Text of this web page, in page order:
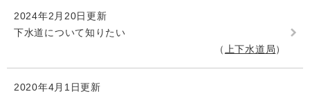
2024年2月20日更新
下水道について知りたい
上下水道局
2020年4月1日更新